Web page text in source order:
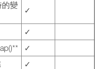
的變
✓
✓
✓
✓